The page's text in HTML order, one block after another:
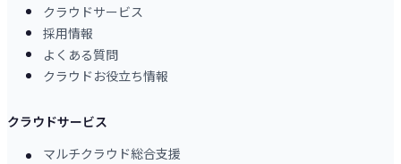
クラウドサービス
採用情報
よくある質問
クラウドお役立ち情報
クラウドサービス
マルチクラウド総合支援